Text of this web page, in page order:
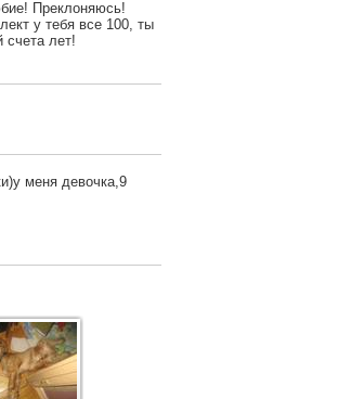
Преклоняюсь!
у тебя все 100, ты
лет!
меня девочка,9